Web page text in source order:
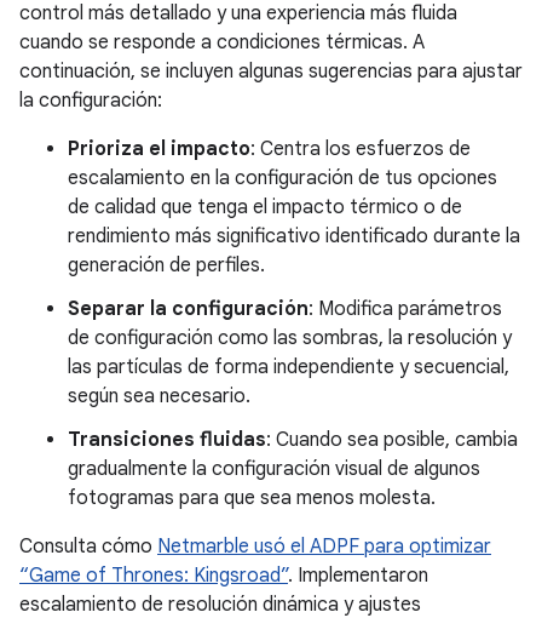
control más detallado y una experiencia más fluida
cuando se responde a condiciones térmicas. A
continuación, se incluyen algunas sugerencias para ajustar
la configuración:
Prioriza el impacto: Centra los esfuerzos de
escalamiento en la configuración de tus opciones
de calidad que tenga el impacto térmico o de
rendimiento más significativo identificado durante la
generación de perfiles.
Separar la configuración: Modifica parámetros
de configuración como las sombras, la resolución y
las partículas de forma independiente y secuencial,
según sea necesario.
Transiciones fluidas: Cuando sea posible, cambia
gradualmente la configuración visual de algunos
fotogramas para que sea menos molesta.
Consulta cómo Netmarble usó el ADPF para optimizar
“Game of Thrones: Kingsroad”. Implementaron
escalamiento de resolución dinámica y ajustes